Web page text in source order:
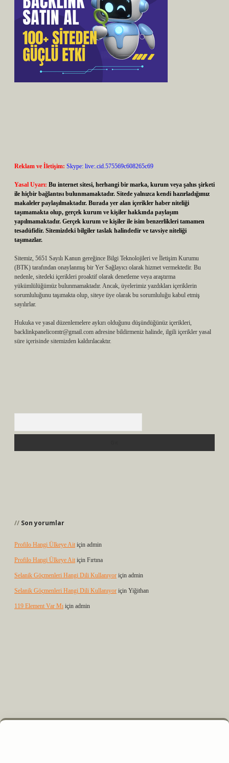
Reklam ve İletişim: Skype: live:.cid.575569c608265c69
Yasal Uyarı: Bu internet sitesi, herhangi bir marka, kurum veya şahıs şirketi
ile hiçbir bağlantısı bulunmamaktadır. Sitede yalnızca kendi hazırladığımız
makaleler paylaşılmaktadır. Burada yer alan içerikler haber niteliği
taşımamakta olup, gerçek kurum ve kişiler hakkında paylaşım
yapılmamaktadır. Gerçek kurum ve kişiler ile isim benzerlikleri tamamen
tesadüfidir. Sitemizdeki bilgiler taslak halindedir ve tavsiye niteliği
taşımazlar.
Sitemiz, 5651 Sayılı Kanun gereğince Bilgi Teknolojileri ve İletişim Kurumu
(BTK) tarafından onaylanmış bir Yer Sağlayıcı olarak hizmet vermektedir. Bu
nedenle, sitedeki içerikleri proaktif olarak denetleme veya araştırma
yükümlülüğümüz bulunmamaktadır. Ancak, üyelerimiz yazdıkları içeriklerin
sorumluluğunu taşımakta olup, siteye üye olarak bu sorumluluğu kabul etmiş
sayılırlar.
Hukuka ve yasal düzenlemelere aykırı olduğunu düşündüğünüz içerikleri,
backlinkpanelicomtr@gmail.com adresine bildirmeniz halinde, ilgili içerikler yasal
süre içerisinde sitemizden kaldırılacaktır.
Son yorumlar
Profilo Hangi Ülkeye Ait için admin
Profilo Hangi Ülkeye Ait için Fırtına
Selanik Göçmenleri Hangi Dili Kullanıyor için admin
Selanik Göçmenleri Hangi Dili Kullanıyor için Yiğithan
119 Element Var Mı için admin
m elexbet